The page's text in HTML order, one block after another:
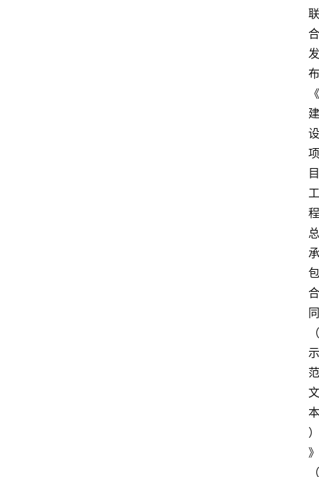
联
合
发
布
《
建
设
项
目
工
程
总
承
包
合
同
（
示
范
文
本
）
》
（